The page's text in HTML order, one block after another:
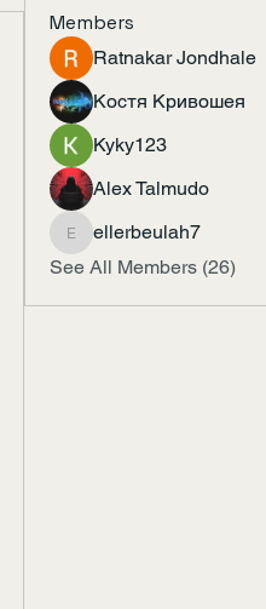
Members
Ratnakar Jondhale
Костя Кривошея
Kyky123
Alex Talmudo
ellerbeulah7
ellerbeulah7
See All Members (26)